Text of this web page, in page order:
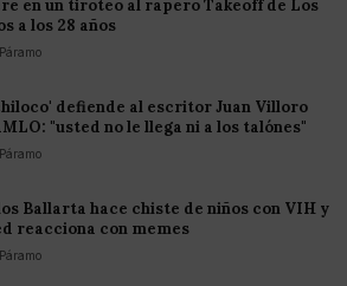
en un tiroteo al rapero Takeoff de Los
a los 28 años
defiende al escritor Juan Villoro
"usted no le llega ni a los talónes"
Ballarta hace chiste de niños con VIH y
reacciona con memes